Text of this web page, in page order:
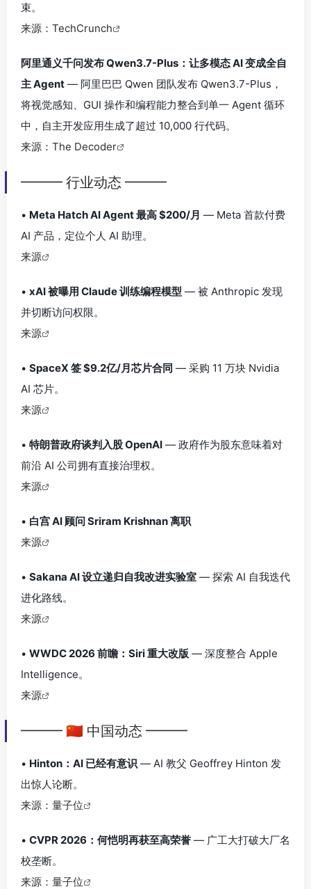
束。
来源：TechCrunch
阿里通义千问发布 Qwen3.7-Plus：让多模态 AI 变成全自
主 Agent — 阿里巴巴 Qwen 团队发布 Qwen3.7-Plus，
将视觉感知、GUI 操作和编程能力整合到单一 Agent 循环
中，自主开发应用生成了超过 10,000 行代码。
来源：The Decoder
━━━ 行业动态 ━━━
• Meta Hatch AI Agent 最高 $200/月 — Meta 首款付费
AI 产品，定位个人 AI 助理。
来源
• xAI 被曝用 Claude 训练编程模型 — 被 Anthropic 发现
并切断访问权限。
来源
• SpaceX 签 $9.2亿/月芯片合同 — 采购 11 万块 Nvidia
AI 芯片。
来源
• 特朗普政府谈判入股 OpenAI — 政府作为股东意味着对
前沿 AI 公司拥有直接治理权。
来源
• 白宫 AI 顾问 Sriram Krishnan 离职
来源
• Sakana AI 设立递归自我改进实验室 — 探索 AI 自我迭代
进化路线。
来源
• WWDC 2026 前瞻：Siri 重大改版 — 深度整合 Apple
Intelligence。
来源
━━━ 🇨🇳 中国动态 ━━━
• Hinton：AI 已经有意识 — AI 教父 Geoffrey Hinton 发
出惊人论断。
来源：量子位
• CVPR 2026：何恺明再获至高荣誉 — 广工大打破大厂名
校垄断。
来源：量子位